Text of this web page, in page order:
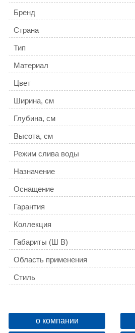
Бренд
Страна
Тип
Материал
Цвет
Ширина, см
Глубина, см
Высота, см
Режим слива воды
Назначение
Оснащение
Гарантия
Коллекция
Габариты (Ш В)
Область применения
Стиль
Управление
Поверхность
о компании